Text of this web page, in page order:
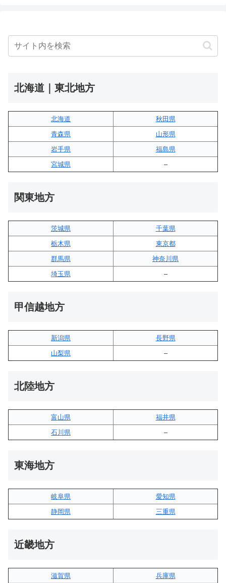
北海道｜東北地方
北海道
秋田県
青森県
山形県
岩手県
福島県
宮城県
–
関東地方
茨城県
千葉県
栃木県
東京都
群馬県
神奈川県
埼玉県
–
甲信越地方
新潟県
長野県
山梨県
–
北陸地方
富山県
福井県
石川県
–
東海地方
岐阜県
愛知県
静岡県
三重県
近畿地方
滋賀県
兵庫県